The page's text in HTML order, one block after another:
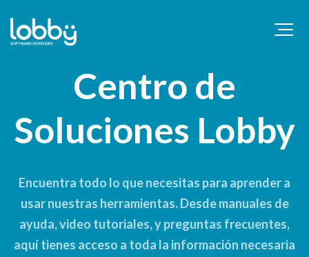
Centro de
Soluciones Lobby
Encuentra todo lo que necesitas para aprender a
usar nuestras herramientas. Desde manuales de
ayuda, video tutoriales, y preguntas frecuentes,
aquí tienes acceso a toda la información necesaria